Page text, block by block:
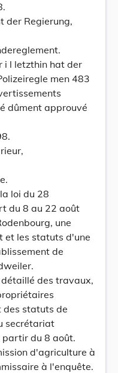
der Regierung,
i l letzthin hat der
men 483
dûment approuvé
loi du 28
du 8 au 22 août
une
et les statuts d'une
de
des travaux,
des statuts de
secrétariat
partir du 8 août.
d'agriculture à
à l'enquête.